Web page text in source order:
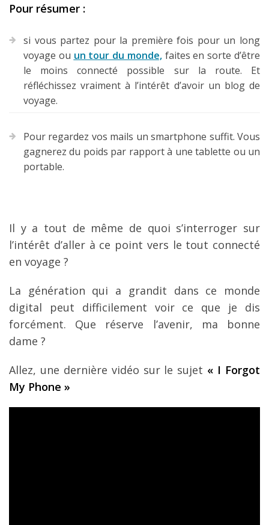
Pour résumer :
si vous partez pour la première fois pour un long
voyage ou un tour du monde,faites en sorte d’être
le moins connecté possible sur la route. Et
réfléchissez vraiment à l’intérêt d’avoir un blog de
voyage.
Pour regardez vos mails un smartphone suffit. Vous
gagnerez du poids par rapport à une tablette ou un
portable.
Il y a tout de même de quoi s’interroger sur
l’intérêt d’aller à ce point vers le tout connecté
en voyage ?
La génération qui a grandit dans ce monde
digital peut difficilement voir ce que je dis
forcément. Que réserve l’avenir, ma bonne
dame ?
Allez, une dernière vidéo sur le sujet « I Forgot
My Phone »